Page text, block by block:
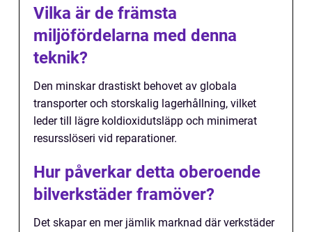
Vilka är de främsta
miljöfördelarna med denna
teknik?
Den minskar drastiskt behovet av globala
transporter och storskalig lagerhållning, vilket
leder till lägre koldioxidutsläpp och minimerat
resursslöseri vid reparationer.
Hur påverkar detta oberoende
bilverkstäder framöver?
Det skapar en mer jämlik marknad där verkstäder